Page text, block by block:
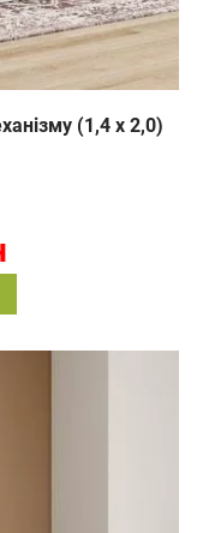
(1,4 х 2,0)